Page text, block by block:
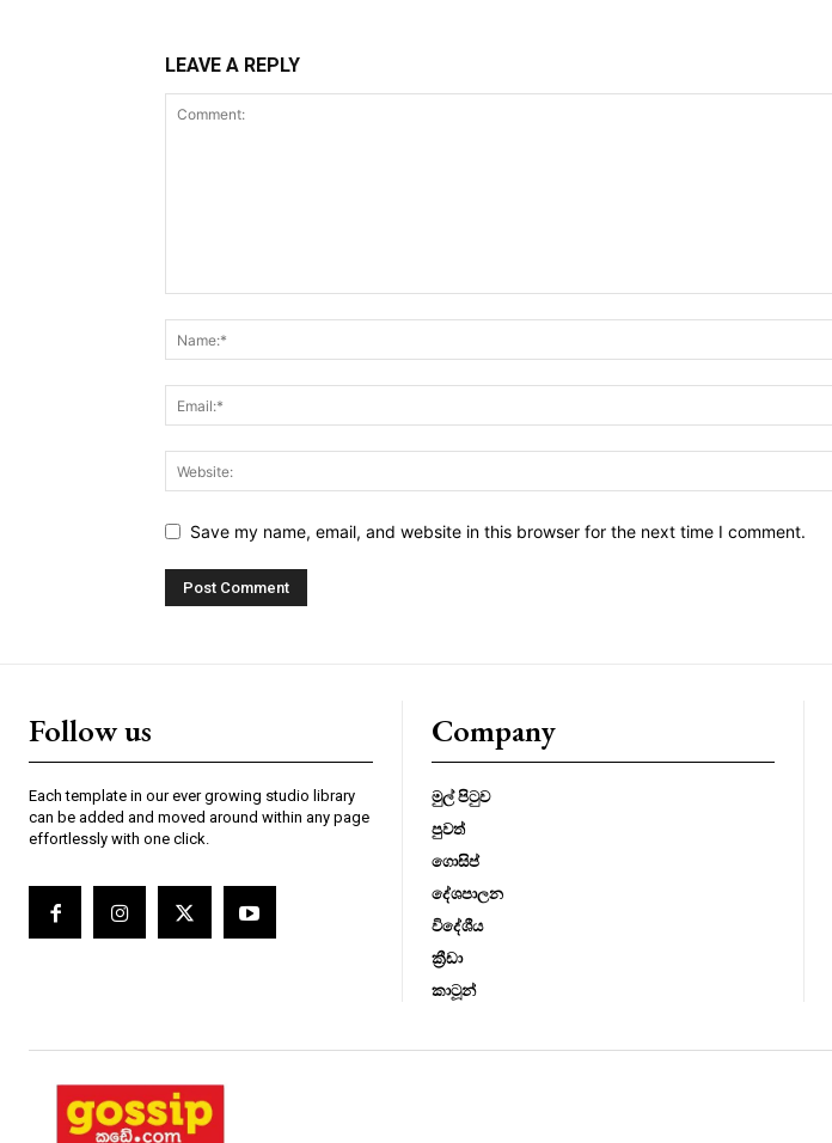
LEAVE A REPLY
Save my name, email, and website in this browser for the next time I comment.
Follow us
Each template in our ever growing studio library
can be added and moved around within any page
effortlessly with one click.
Company
මුල් පිටුව
පුවත්
ගොසිප්
දේශපාලන
විදේශීය
ක්‍රීඩා
කාටූන්